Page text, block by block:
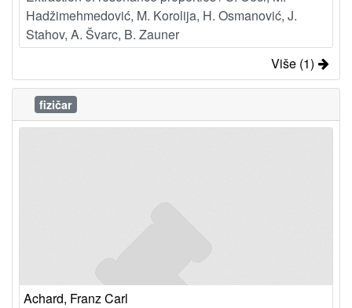
Hadžimehmedović, M. Korolija, H. Osmanović, J.
Stahov, A. Švarc, B. Zauner
Više (1)
fizičar
Achard, Franz Carl